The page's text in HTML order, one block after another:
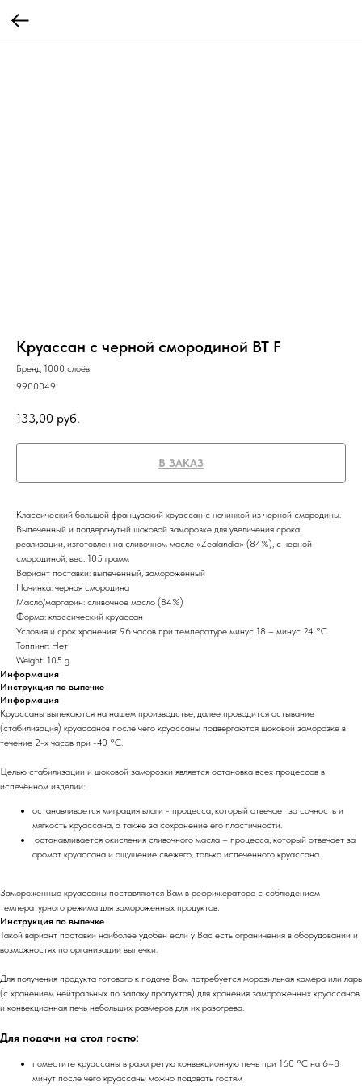
Круассан с черной смородиной BT F
Бренд 1000 слоёв
9900049
133,00 руб.
В ЗАКАЗ
Классический большой французский круассан с начинкой из черной смородины.
Выпеченный и подвергнутый шоковой заморозке для увеличения срока
реализации, изготовлен на сливочном масле «Zealandia» (84%), с черной
смородиной, вес: 105 грамм
Вариант поставки: выпеченный, замороженный
Начинка: черная смородина
Масло/маргарин: сливочное масло (84%)
Форма: классический круассан
Условия и срок хранения: 96 часов при температуре минус 18 – минус 24 °С
Топпинг: Нет
Weight: 105 g
Информация
Инструкция по выпечке
Информация
Круассаны выпекаются на нашем производстве, далее проводится остывание
(стабилизация) круассанов после чего круассаны подвергаются шоковой заморозке в
течение 2-х часов при -40 °С.
Целью стабилизации и шоковой заморозки является остановка всех процессов в
испечённом изделии:
останавливается миграция влаги - процесса, который отвечает за сочность и
мягкость круассана, а также за сохранение его пластичности.
останавливается окисления сливочного масла – процесса, который отвечает за
аромат круассана и ощущение свежего, только испеченного круассана.
Замороженные круассаны поставляются Вам в рефрижераторе с соблюдением
температурного режима для замороженных продуктов.
Инструкция по выпечке
Такой вариант поставки наиболее удобен если у Вас есть ограничения в оборудовании и
возможностях по организации выпечки.
Для получения продукта готового к подаче Вам потребуется морозильная камера или ларь
(с хранением нейтральных по запаху продуктов) для хранения замороженных круассанов
и конвекционная печь небольших размеров для их разогрева.
Для подачи на стол гостю:
поместите круассаны в разогретую конвекционную печь при 160 °С на 6–8
минут после чего круассаны можно подавать гостям